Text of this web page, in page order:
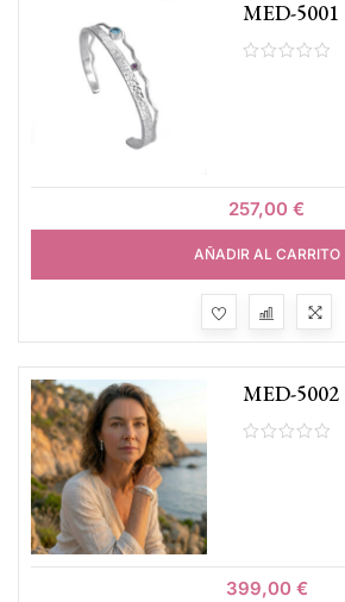
MED-5001
257,00 €
AÑADIR AL CARRITO
MED-5002
399,00 €